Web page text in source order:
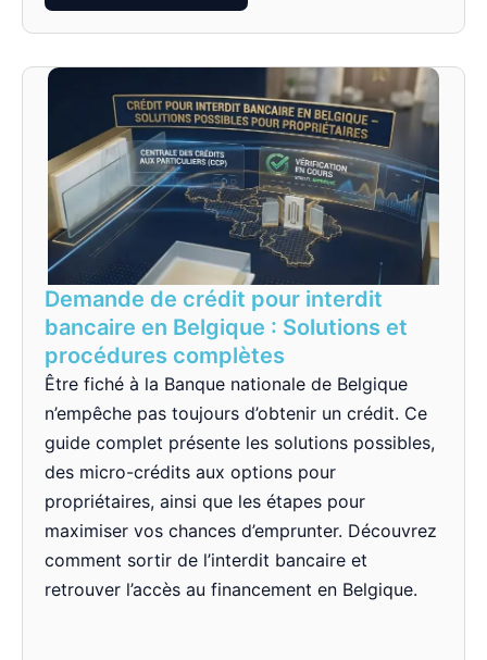
Demande de crédit pour interdit
bancaire en Belgique : Solutions et
procédures complètes
Être fiché à la Banque nationale de Belgique
n’empêche pas toujours d’obtenir un crédit. Ce
guide complet présente les solutions possibles,
des micro-crédits aux options pour
propriétaires, ainsi que les étapes pour
maximiser vos chances d’emprunter. Découvrez
comment sortir de l’interdit bancaire et
retrouver l’accès au financement en Belgique.